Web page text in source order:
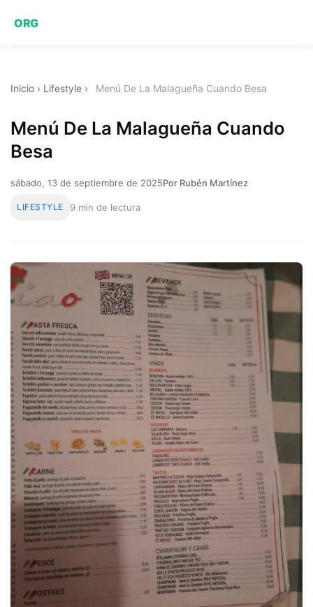
ORG
Inicio › Lifestyle › Menú De La Malagueña Cuando Besa
Menú De La Malagueña Cuando
Besa
sábado, 13 de septiembre de 2025Por Rubén Martínez
LIFESTYLE 9 min de lectura